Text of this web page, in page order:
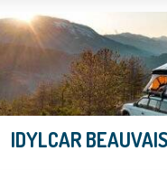
IDYLCAR BEAUVAIS